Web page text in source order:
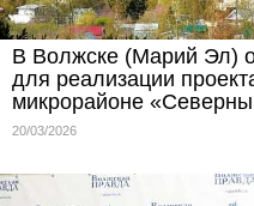
В Волжске (Марий Эл)
для реализации
микрорайоне
20/03/2026